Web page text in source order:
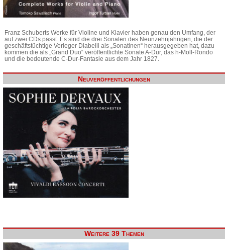
Franz Schuberts Werke für Violine und Klavier haben genau den Umfang, der
auf zwei CDs passt. Es sind die drei Sonaten des Neunzehnjährigen, die der
geschäftstüchtige Verleger Diabelli als „Sonatinen“ herausgegeben hat, dazu
kommen die als „Grand Duo“ veröffentlichte Sonate A-Dur, das h-Moll-Rondo
und die bedeutende C-Dur-Fantasie aus dem Jahr 1827.
Neuveröffentlichungen
Weitere 39 Themen